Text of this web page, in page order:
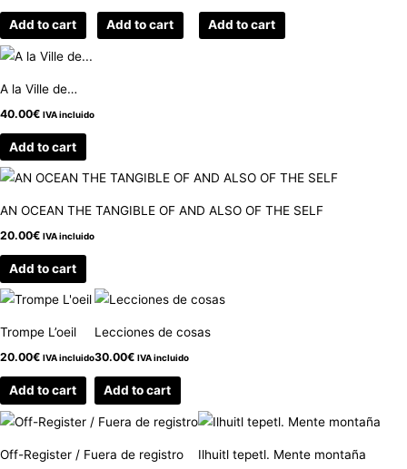
Add to cart Add to cart Add to cart
A la Ville de…
40.00€ IVA incluido
Add to cart
AN OCEAN THE TANGIBLE OF AND ALSO OF THE SELF
20.00€ IVA incluido
Add to cart
Trompe L’oeil
20.00€ IVA incluido
Add to cart
Lecciones de cosas
30.00€ IVA incluido
Add to cart
Off-Register / Fuera de registro Ilhuitl tepetl. Mente montaña